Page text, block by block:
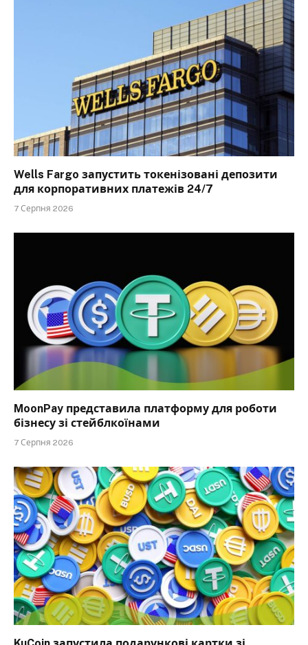
Wells Fargo запустить токенізовані депозити
для корпоративних платежів 24/7
7 Серпня 2026
MoonPay представила платформу для роботи
бізнесу зі стейблкоїнами
7 Серпня 2026